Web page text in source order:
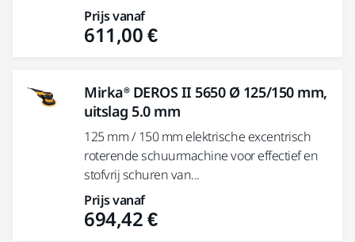
Prijs vanaf
611,00 €
Mirka® DEROS II 5650 Ø 125/150 mm,
uitslag 5.0 mm
125 mm / 150 mm elektrische excentrisch
roterende schuurmachine voor effectief en
stofvrij schuren van...
Prijs vanaf
694,42 €